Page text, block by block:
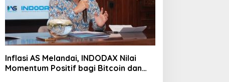
Inflasi AS Melandai, INDODAX Nilai
Momentum Positif bagi Bitcoin dan